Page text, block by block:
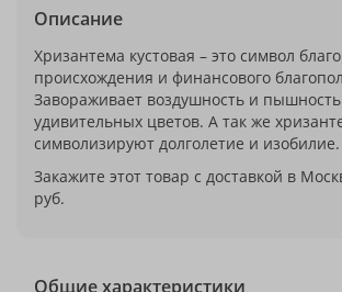
Описание
Хризантема кустовая – это символ
происхождения и финансового
Завораживает воздушность и пышность
удивительных цветов. А так же
символизируют долголетие и изобилие.
Закажите этот товар с доставкой в
руб.
Общие характеристики